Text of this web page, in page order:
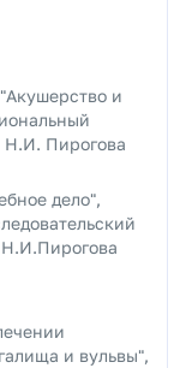
и
Н.И. Пирогова
дело",
и вульвы",